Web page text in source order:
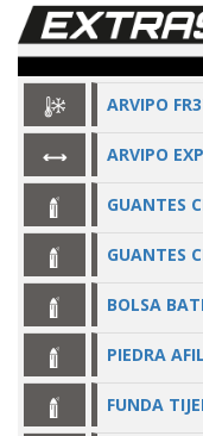
ARVIPO
ARVIPO
GUANTES
GUANTES
BOLSA
PIEDRA
FUNDA